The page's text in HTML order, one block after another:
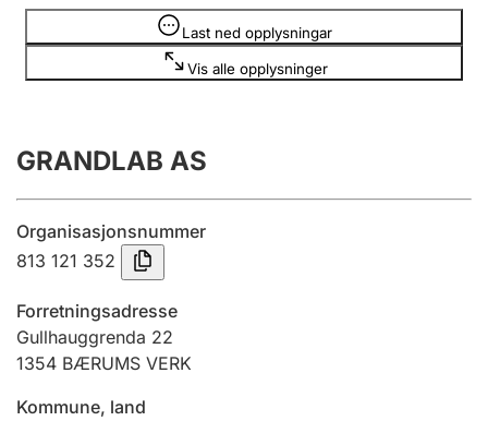
Registrere, endre, slette
Innsending og forseinkingsgebyr
Tinglysing
Jeger
Last ned opplysningar
Vis alle opplysninger
Opplysninger er skjult
GRANDLAB AS
Organisasjonsnummer
813 121 352
Forretningsadresse
Gullhauggrenda 22
1354 BÆRUMS VERK
Kommune, land